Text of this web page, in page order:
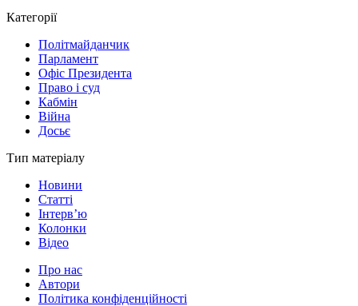
Категорії
Політмайданчик
Парламент
Офіс Президента
Право і суд
Кабмін
Війна
Досьє
Тип матеріалу
Новини
Статті
Інтерв’ю
Колонки
Відео
Про нас
Автори
Політика конфіденційності